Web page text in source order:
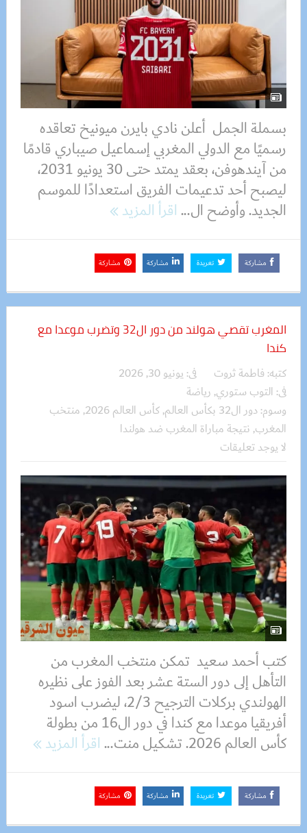
بسملة الجمل أعلن نادي بايرن ميونيخ تعاقده
رسميًا مع الدولي المغربي إسماعيل صيباري قادمًا
من آيندهوفن، بعقد يمتد حتى 30 يونيو 2031،
ليصبح أحد تدعيمات الفريق استعدادًا للموسم
الجديد. وأوضح ال...اقرأ المزيد
مشاركة تغريدة مشاركة مشاركة
المغرب تقصي هولند من دور ال32 وتضرب موعدا مع
كندا
كتبه: فاطمة ثروت فى: يونيو 30, 2026
فى: التوب ستوري, رياضة
وسوم:دور ال32 بكأس العالم ,كأس العالم 2026 , منتخب
المغرب, نتيجة مباراة المغرب ضد هولندا
لا يوجد تعليقات
كتب أحمد سعيد تمكن منتخب المغرب من
التأهل إلى دور الستة عشر بعد الفوز على نظيره
الهولندي بركلات الترجيح 2/3، ليضرب اسود
أفريقيا موعدا مع كندا في دور ال16 من بطولة
كأس العالم 2026. تشكيل منت...
اقرأ المزيد
مشاركة تغريدة مشاركة مشاركة